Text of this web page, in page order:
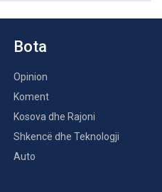
Bota
Opinion
Koment
Kosova dhe Rajoni
Shkencë dhe Teknologji
Auto